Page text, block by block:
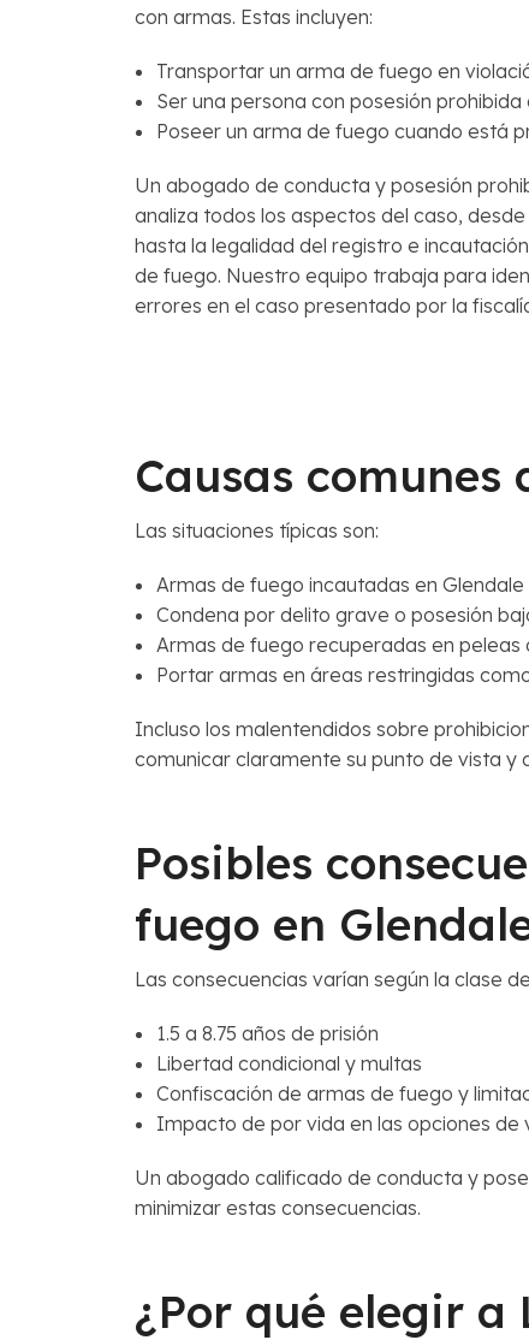
con armas. Estas incluyen:
Transportar un arma de fuego en
Ser una persona con posesión prohibida
Poseer un arma de fuego cuando está
Un abogado de conducta y posesión
analiza todos los aspectos del caso,
hasta la legalidad del registro e
de fuego. Nuestro equipo trabaja para
errores en el caso presentado por la
Causas
Las situaciones típicas son:
Armas de fuego incautadas en
Condena por delito grave o posesión
Armas de fuego recuperadas en
Portar armas en áreas restringidas
Incluso los malentendidos sobre
comunicar claramente su punto de vista y
Posibles
fuego en
Las consecuencias varían según la clase
1.5 a 8.75 años de prisión
Libertad condicional y multas
Confiscación de armas de fuego y
Impacto de por vida en las opciones de
Un abogado calificado de conducta y
minimizar estas consecuencias.
¿Por qué elegir a